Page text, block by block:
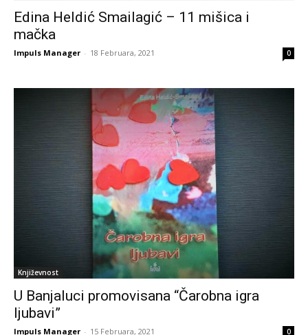
Edina Heldić Smailagić – 11 mišica i
mačka
Impuls Manager - 18 Februara, 2021 0
Književnost
U Banjaluci promovisana “Čarobna igra
ljubavi”
Impuls Manager - 15 Februara, 2021 0